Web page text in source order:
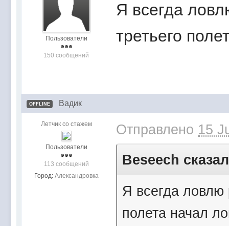
Пользователи
150 сообщений
Я всегда
третьего
OFFLINE Вадик
Летчик со стажем
Пользователи
113 сообщений
Город: Александровка
Отправлено 15
Beseech
Я всегда ловлю
полета начал